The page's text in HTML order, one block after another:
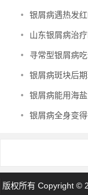
• 银屑病遇热发
• 山东银屑病治
• 寻常型银屑病吃
• 银屑病斑块后
• 银屑病能用海
• 银屑病全身变得
版权所有 Copyright ©